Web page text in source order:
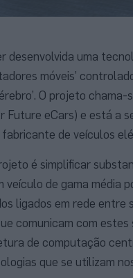
desenvolvida uma
móveis’
O projeto
Future eCars) e está a
fabricante de veículos
é simplificar
veículo de gama média
ligados em rede entre
comunicam com
de computação
que se utilizam